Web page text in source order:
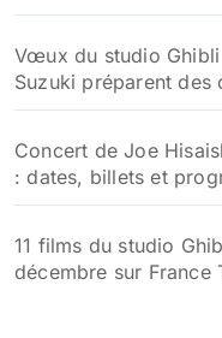
Vœux du studio
Suzuki préparent des
Concert de Joe
: dates, billets et
11 films du studio
décembre sur France